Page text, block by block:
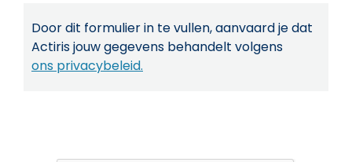
Door dit formulier in te vullen, aanvaard je dat
Actiris jouw gegevens behandelt volgens
ons privacybeleid.